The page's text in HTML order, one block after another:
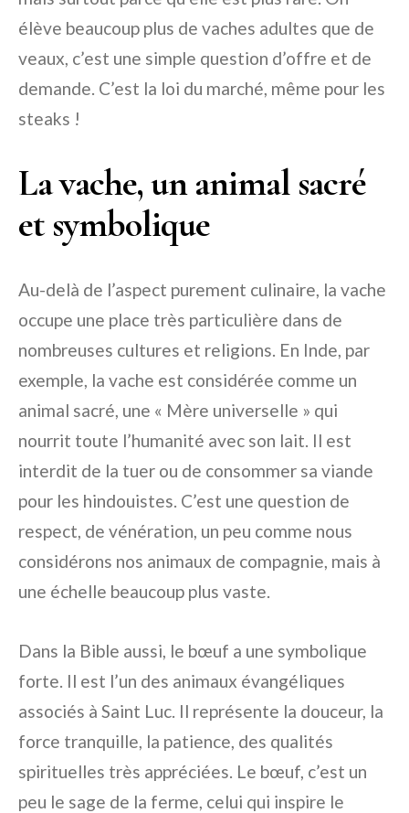
élève beaucoup plus de vaches adultes que de
veaux, c’est une simple question d’offre et de
demande. C’est la loi du marché, même pour les
steaks !
La vache, un animal sacré
et symbolique
Au-delà de l’aspect purement culinaire, la vache
occupe une place très particulière dans de
nombreuses cultures et religions. En Inde, par
exemple, la vache est considérée comme un
animal sacré, une « Mère universelle » qui
nourrit toute l’humanité avec son lait. Il est
interdit de la tuer ou de consommer sa viande
pour les hindouistes. C’est une question de
respect, de vénération, un peu comme nous
considérons nos animaux de compagnie, mais à
une échelle beaucoup plus vaste.
Dans la Bible aussi, le bœuf a une symbolique
forte. Il est l’un des animaux évangéliques
associés à Saint Luc. Il représente la douceur, la
force tranquille, la patience, des qualités
spirituelles très appréciées. Le bœuf, c’est un
peu le sage de la ferme, celui qui inspire le